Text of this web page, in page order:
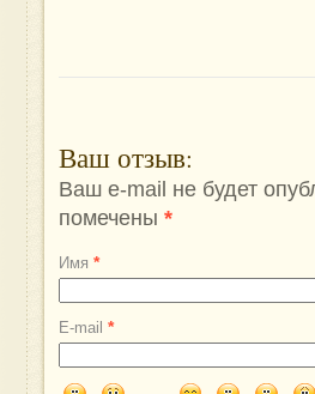
Ваш отзыв:
Ваш e-mail не будет
помечены *
Имя *
E-mail *